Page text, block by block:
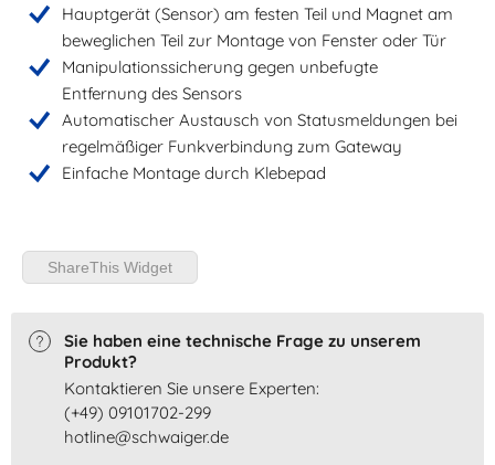
Hauptgerät (Sensor) am festen Teil und Magnet am
beweglichen Teil zur Montage von Fenster oder Tür
Manipulationssicherung gegen unbefugte
Entfernung des Sensors
Automatischer Austausch von Statusmeldungen bei
regelmäßiger Funkverbindung zum Gateway
Einfache Montage durch Klebepad
ShareThis Widget
Sie haben eine technische Frage zu unserem
Produkt?
Kontaktieren Sie unsere Experten:
(+49) 09101702-299
hotline@schwaiger.de